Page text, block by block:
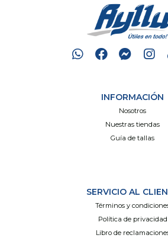
INFORMACIÓN
Nosotros
Nuestras tiendas
Guía de tallas
SERVICIO AL
Términos y
Política de privacidad
Libro de